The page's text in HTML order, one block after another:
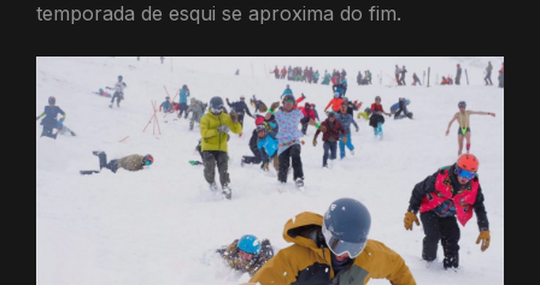
temporada de esqui se aproxima do fim.